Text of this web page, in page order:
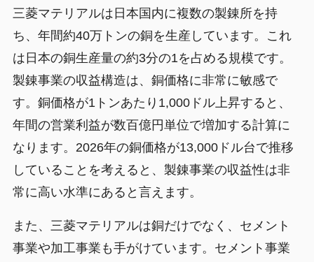
三菱マテリアルは日本国内に複数の製錬所を持
ち、年間約40万トンの銅を生産しています。これ
は日本の銅生産量の約3分の1を占める規模です。
製錬事業の収益構造は、銅価格に非常に敏感で
す。銅価格が1トンあたり1,000ドル上昇すると、
年間の営業利益が数百億円単位で増加する計算に
なります。2026年の銅価格が13,000ドル台で推移
していることを考えると、製錬事業の収益性は非
常に高い水準にあると言えます。
また、三菱マテリアルは銅だけでなく、セメント
事業や加工事業も手がけています。セメント事業